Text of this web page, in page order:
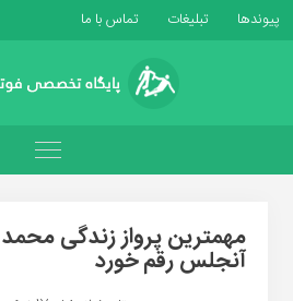
پیوندها تبلیغات تماس با ما
مهمترین پرواز زندگی
آنجلس رقم خورد